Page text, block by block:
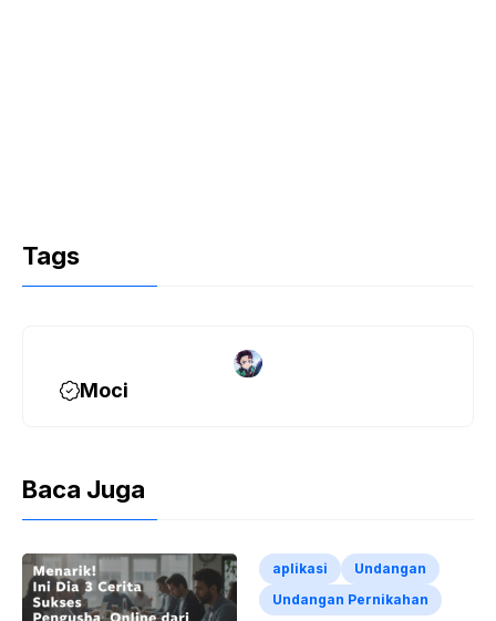
Tags
Moci
Baca Juga
aplikasi
Undangan
Undangan Pernikahan